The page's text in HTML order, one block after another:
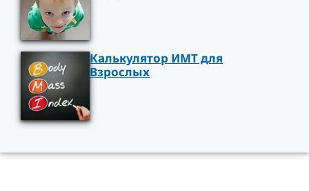
Калькулятор ИМТ для
Взрослых